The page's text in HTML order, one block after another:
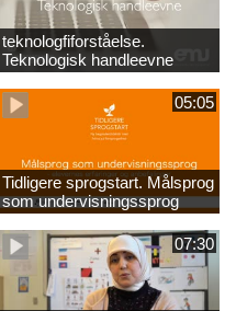
teknologfiforståelse.
Teknologisk handleevne
05:05
Tidligere sprogstart. Målsprog
som undervisningssprog
07:30